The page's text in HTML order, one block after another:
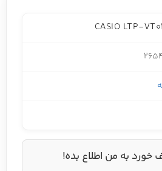
CASIO LTP-
خورد به من اطلاع بده!